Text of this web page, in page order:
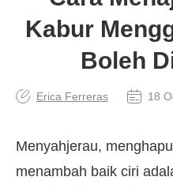
Kabur
Boleh
Erica Ferreras 18
Menyahjerau,
menambah baik ciri